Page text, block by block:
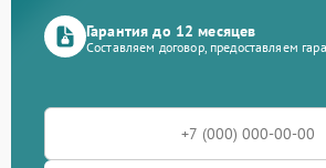
Гарантия до 12 месяцев
Составляем договор, предоставляем